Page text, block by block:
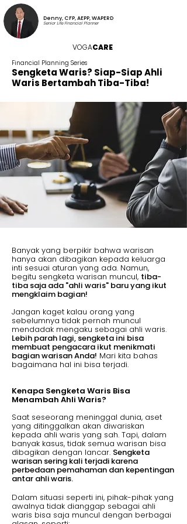
VOGACARE
Denny, CFP, AEPP, WAPERD
Senior Life Financial Planner
Financial Planning Series
Sengketa Waris? Siap-Siap Ahli
Waris Bertambah Tiba-Tiba!
Banyak yang berpikir bahwa warisan
hanya akan dibagikan kepada keluarga
inti sesuai aturan yang ada. Namun,
begitu sengketa warisan muncul, tiba-
tiba saja ada "ahli waris" baru yang ikut
mengklaim bagian!
Jangan kaget kalau orang yang
sebelumnya tidak pernah muncul
mendadak mengaku sebagai ahli waris.
Lebih parah lagi, sengketa ini bisa
membuat pengacara ikut menikmati
bagian warisan Anda! Mari kita bahas
bagaimana hal ini bisa terjadi.
Kenapa Sengketa Waris Bisa
Menambah Ahli Waris?
Saat seseorang meninggal dunia, aset
yang ditinggalkan akan diwariskan
kepada ahli waris yang sah. Tapi, dalam
banyak kasus, tidak semua warisan bisa
dibagikan dengan lancar. Sengketa
warisan sering kali terjadi karena
perbedaan pemahaman dan kepentingan
antar ahli waris.
Dalam situasi seperti ini, pihak-pihak yang
awalnya tidak dianggap sebagai ahli
waris bisa saja muncul dengan berbagai